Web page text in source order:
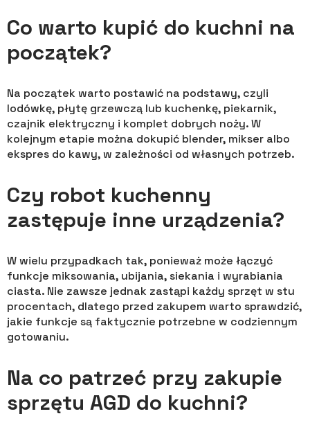
Co warto kupić do kuchni na
początek?
Na początek warto postawić na podstawy, czyli
lodówkę, płytę grzewczą lub kuchenkę, piekarnik,
czajnik elektryczny i komplet dobrych noży. W
kolejnym etapie można dokupić blender, mikser albo
ekspres do kawy, w zależności od własnych potrzeb.
Czy robot kuchenny
zastępuje inne urządzenia?
W wielu przypadkach tak, ponieważ może łączyć
funkcje miksowania, ubijania, siekania i wyrabiania
ciasta. Nie zawsze jednak zastąpi każdy sprzęt w stu
procentach, dlatego przed zakupem warto sprawdzić,
jakie funkcje są faktycznie potrzebne w codziennym
gotowaniu.
Na co patrzeć przy zakupie
sprzętu AGD do kuchni?